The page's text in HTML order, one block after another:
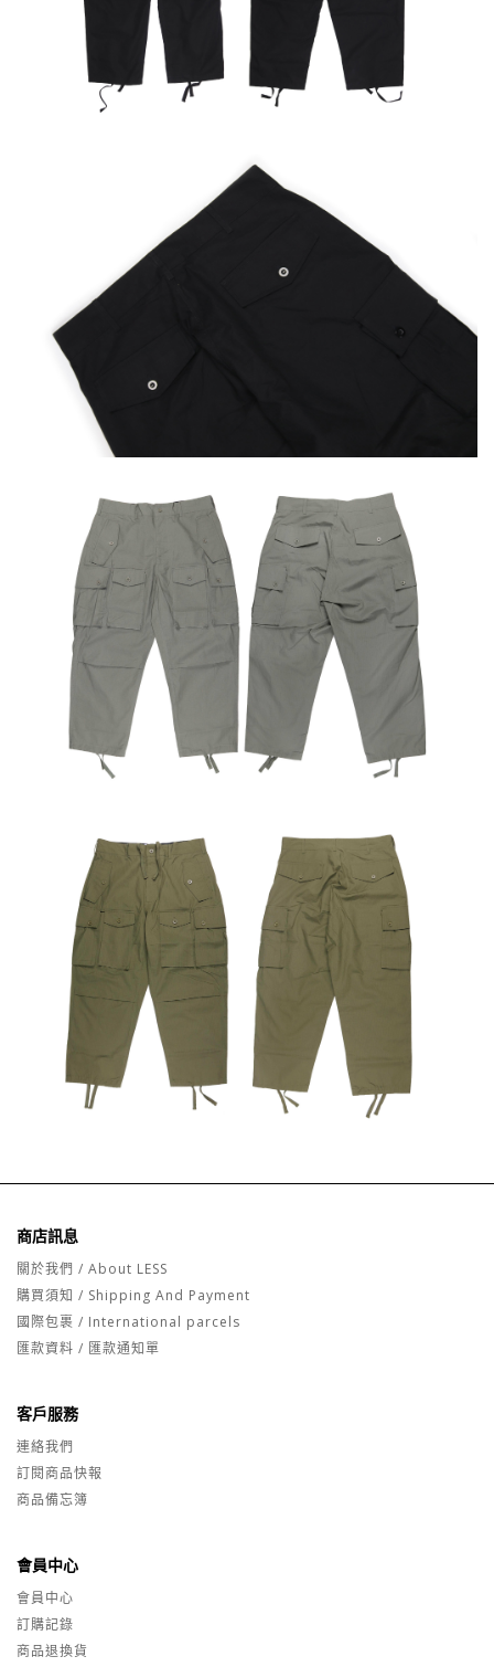
商店訊息
關於我們 / About LESS
購買須知 / Shipping And Payment
國際包裹 / International parcels
匯款資料 / 匯款通知單
客戶服務
連絡我們
訂閱商品快報
商品備忘簿
會員中心
會員中心
訂購記錄
商品退換貨